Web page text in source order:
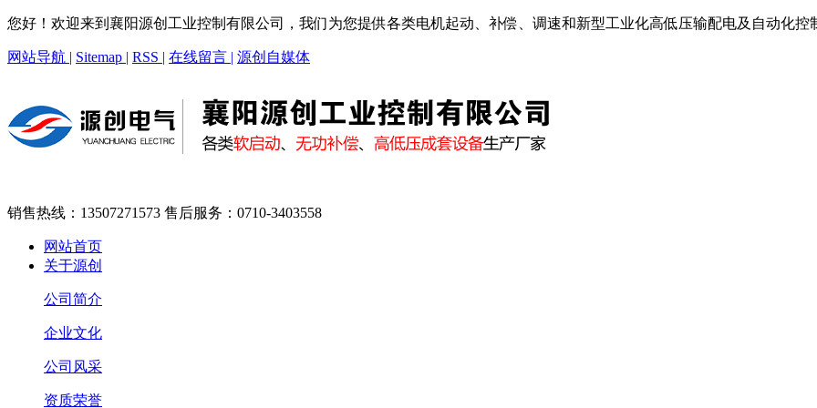
您好！欢迎来到襄阳源创工业控制有限公司，我们为您提供各类电机起动、补偿、调速和新型工业化高低压输配电及自动化控
网站导航 | Sitemap | RSS | 在线留言 | 源创自媒体
销售热线：13507271573 售后服务：0710-3403558
网站首页
关于源创
公司简介
企业文化
公司风采
资质荣誉